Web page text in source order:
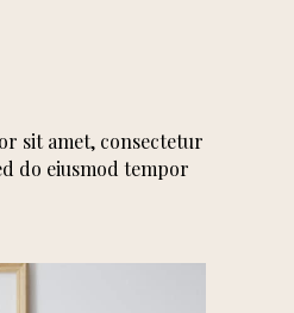
sit amet, consectetur
do eiusmod tempor